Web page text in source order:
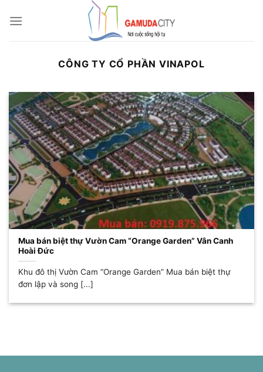
qua
CÔNG TY CỔ PHẦN VINAPOL
Mua bán biệt thự Vườn Cam “Orange Garden” Vân Canh
Hoài Đức
Khu đô thị Vườn Cam “Orange Garden” Mua bán biệt thự
đơn lập và song [...]